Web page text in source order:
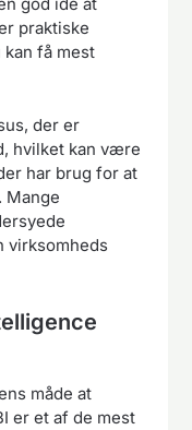
god idé at
praktiske
få mest
der er
hvilket kan være
har brug for at
Mange
virksomheds
måde at
er et af de mest